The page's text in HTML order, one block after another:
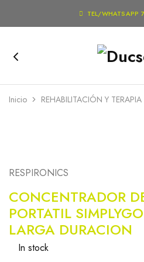
 TEL/WHATSAPP
Inicio REHABILITACIÓN Y TERAPIA
RESPIRONICS
CONCENTRADOR
PORTATIL
LARGA DURACION
In stock